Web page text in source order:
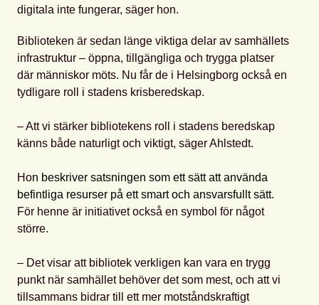
digitala inte fungerar, säger hon.
Biblioteken är sedan länge viktiga delar av samhällets
infrastruktur – öppna, tillgängliga och trygga platser
där människor möts. Nu får de i Helsingborg också en
tydligare roll i stadens krisberedskap.
– Att vi stärker bibliotekens roll i stadens beredskap
känns både naturligt och viktigt, säger Ahlstedt.
Hon beskriver satsningen som ett sätt att använda
befintliga resurser på ett smart och ansvarsfullt sätt.
För henne är initiativet också en symbol för något
större.
– Det visar att bibliotek verkligen kan vara en trygg
punkt när samhället behöver det som mest, och att vi
tillsammans bidrar till ett mer motståndskraftigt